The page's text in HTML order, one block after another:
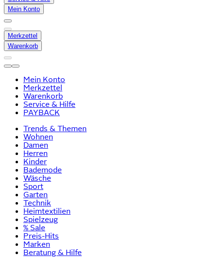
Mein Konto
Merkzettel
Warenkorb
Mein Konto
Merkzettel
Warenkorb
Service & Hilfe
PAYBACK
Trends & Themen
Wohnen
Damen
Herren
Kinder
Bademode
Wäsche
Sport
Garten
Technik
Heimtextilien
Spielzeug
% Sale
Preis-Hits
Marken
Beratung & Hilfe